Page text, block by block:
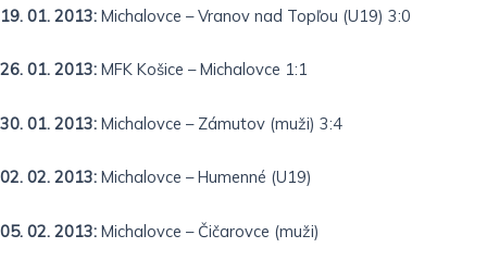
19. 01. 2013: Michalovce – Vranov nad Topľou (U19) 3:0
26. 01. 2013: MFK Košice – Michalovce 1:1
30. 01. 2013: Michalovce – Zámutov (muži) 3:4
02. 02. 2013: Michalovce – Humenné (U19)
05. 02. 2013: Michalovce – Čičarovce (muži)